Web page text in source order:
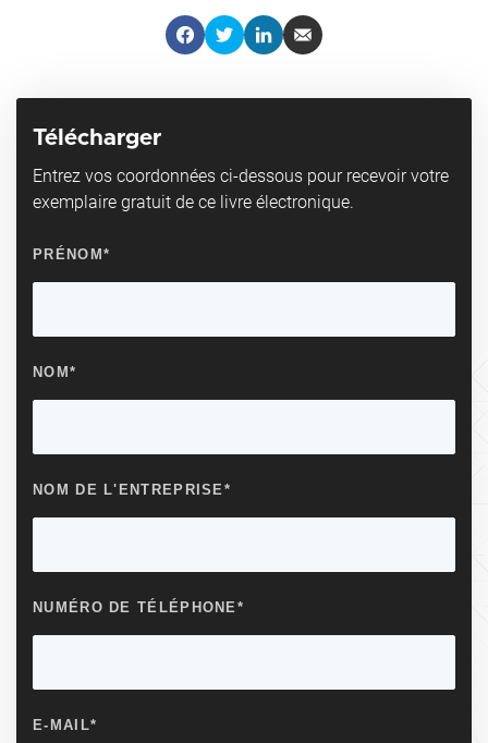
Télécharger
Entrez vos coordonnées ci-dessous pour recevoir votre
exemplaire gratuit de ce livre électronique.